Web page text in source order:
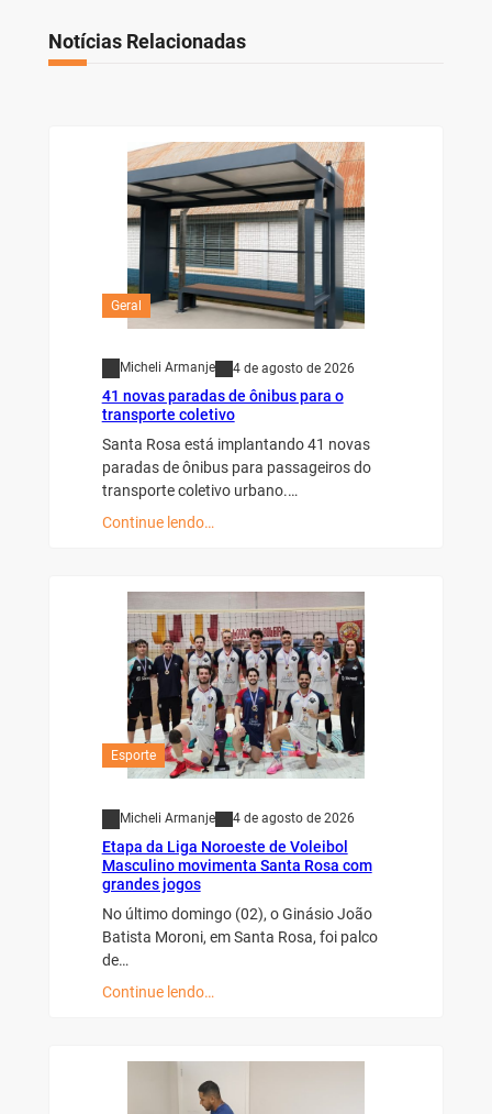
Notícias Relacionadas
Geral
Micheli Armanje 4 de agosto de 2026
41 novas paradas de ônibus para o
transporte coletivo
Santa Rosa está implantando 41 novas
paradas de ônibus para passageiros do
transporte coletivo urbano.…
Continue lendo…
Esporte
Micheli Armanje 4 de agosto de 2026
Etapa da Liga Noroeste de Voleibol
Masculino movimenta Santa Rosa com
grandes jogos
No último domingo (02), o Ginásio João
Batista Moroni, em Santa Rosa, foi palco
de…
Continue lendo…